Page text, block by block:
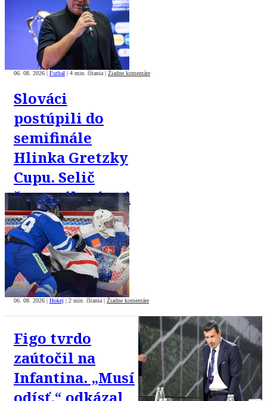
06. 08. 2026 | Futbal | 4 min. čítania | Žiadne komentáre
Slováci
postúpili do
semifinále
Hlinka Gretzky
Cupu. Selič
štvorgólový pri
výhre nad
Švajčiarmi
06. 08. 2026 | Hokej | 2 min. čítania | Žiadne komentáre
Figo tvrdo
zaútočil na
Infantina. „Musí